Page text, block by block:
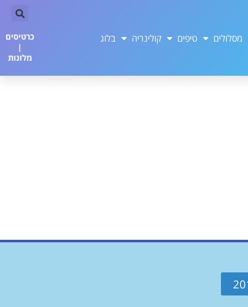
מסלולים טיפים קולינריה בלוג
כרטיסים
|
מלונות